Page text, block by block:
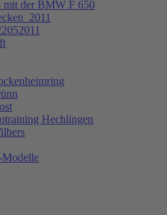
mit der BMW F 650
Hechlingen
Modelle